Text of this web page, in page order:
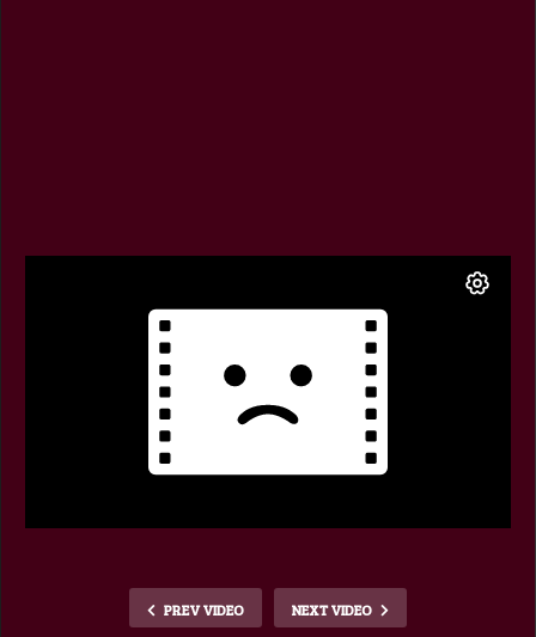
PREV VIDEO NEXT VIDEO